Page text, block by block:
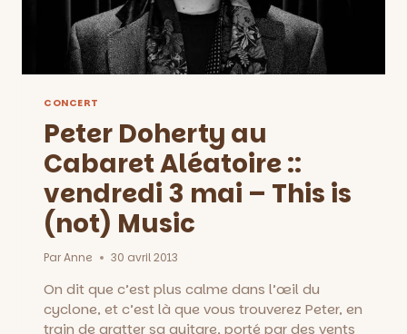
CONCERT
Peter Doherty au
Cabaret Aléatoire ::
vendredi 3 mai – This is
(not) Music
ParAnne 30 avril 2013
On dit que c’est plus calme dans l’œil du
cyclone, et c’est là que vous trouverez Peter, en
train de gratter sa guitare, porté par des vents